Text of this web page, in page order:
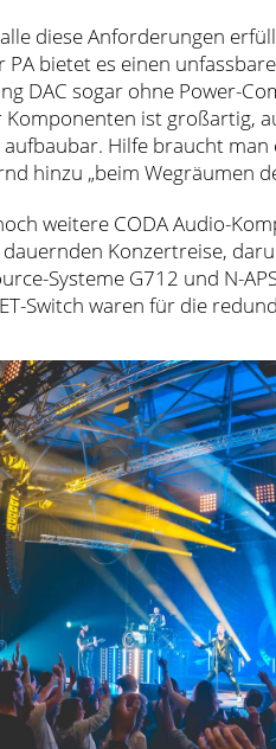
diese Anforderungen
bietet es einen
DAC sogar ohne Power-
Komponenten ist großartig,
aufbaubar. Hilfe braucht
hinzu „beim Wegräumen
weitere CODA Audio-
Konzertreise,
Systeme G712 und N-
Switch waren für die